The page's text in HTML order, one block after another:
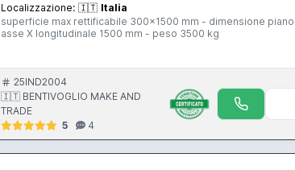
Localizzazione: 🇮🇹 Italia
superficie max rettificabile 300x1500 mm - dimensione
asse X longitudinale 1500 mm - peso 3500 kg
25IND2004
🇮🇹 BENTIVOGLIO MAKE AND
TRADE
5
4